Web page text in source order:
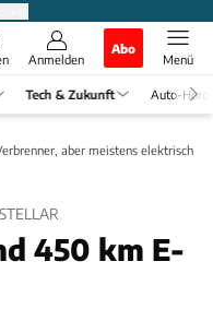
Anmelden
Abo
Menü
Tech & Zukunft Auto-
aber meistens elektrisch
450 km E-